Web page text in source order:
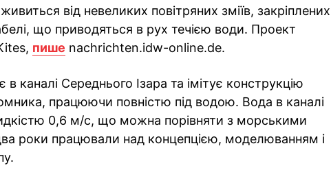
від невеликих повітряних зміїв, закріплених
що приводяться в рух течією води. Проект
пише nachrichten.idw-online.de.
каналі Середнього Ізара та імітує конструкцію
працюючи повністю під водою. Вода в каналі
0,6 м/с, що можна порівняти з морськими
роки працювали над концепцією, моделюванням і